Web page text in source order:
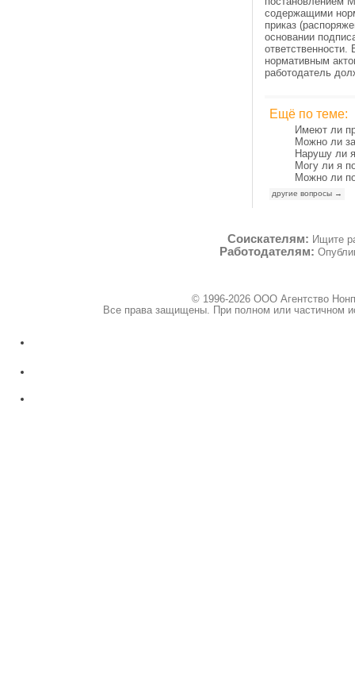
содержащими
приказ
основании
нормативным
работодатель
Ещё по теме:
Имеют ли
Можно ли
Нарушу ли
Могу ли я
Можно ли
другие вопросы →
Соискателям: Ищите
Работодателям:
© 1996-2026 ООО Агентство
Все права защищены. При полном или частичном